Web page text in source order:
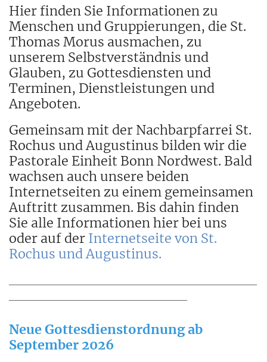
Hier finden Sie Informationen zu
Menschen und Gruppierungen, die St.
Thomas Morus ausmachen, zu
unserem Selbstverständnis und
Glauben, zu Gottesdiensten und
Terminen, Dienstleistungen und
Angeboten.
Gemeinsam mit der Nachbarpfarrei St.
Rochus und Augustinus bilden wir die
Pastorale Einheit Bonn Nordwest. Bald
wachsen auch unsere beiden
Internetseiten zu einem gemeinsamen
Auftritt zusammen. Bis dahin finden
Sie alle Informationen hier bei uns
oder auf der Internetseite von St.
Rochus und Augustinus.
Neue Gottesdienstordnung ab
September 2026